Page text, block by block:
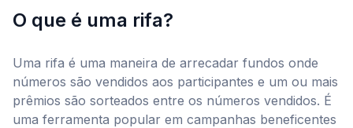
O que é uma rifa?
Uma rifa é uma maneira de arrecadar fundos onde
números são vendidos aos participantes e um ou mais
prêmios são sorteados entre os números vendidos. É
uma ferramenta popular em campanhas beneficentes